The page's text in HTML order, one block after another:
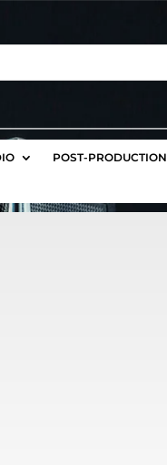
POST-PRODUCTION